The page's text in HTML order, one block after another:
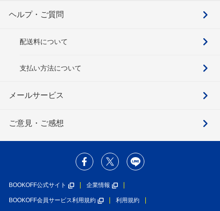
ヘルプ・ご質問
配送料について
支払い方法について
メールサービス
ご意見・ご感想
BOOKOFF公式サイト 企業情報
BOOKOFF会員サービス利用規約 利用規約